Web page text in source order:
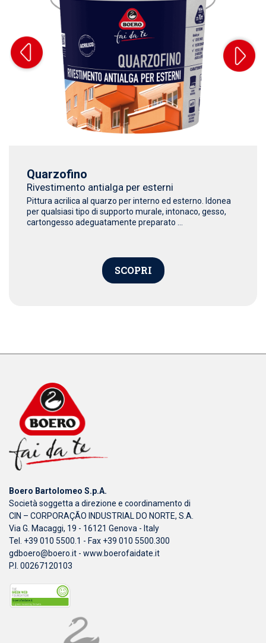
Quarzofino
Rivestimento antialga per esterni
Pittura acrilica al quarzo per interno ed esterno. Idonea
per qualsiasi tipo di supporto murale, intonaco, gesso,
cartongesso adeguatamente preparato ...
SCOPRI
Boero Bartolomeo S.p.A.
Società soggetta a direzione e coordinamento di
CIN – CORPORAÇÃO INDUSTRIAL DO NORTE, S.A.
Via G. Macaggi, 19 - 16121 Genova - Italy
Tel. +39 010 5500.1 - Fax +39 010 5500.300
gdboero@boero.it - www.boerofaidate.it
P.I. 00267120103